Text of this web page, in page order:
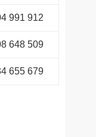
991 912
648 509
655 679